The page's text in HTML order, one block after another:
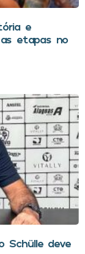
e
etapas no
Schülle deve